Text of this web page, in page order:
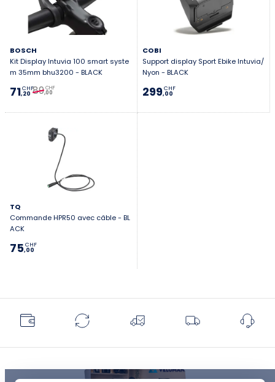
BOSCH
Kit Display Intuvia 100 smart syste
m 35mm bhu3200 - BLACK
71,20
CHF89,00
CHF
COBI
Support display Sport Ebike Intuvia/
Nyon - BLACK
299,00
CHF
TQ
Commande HPR50 avec câble - BL
ACK
75,00
CHF